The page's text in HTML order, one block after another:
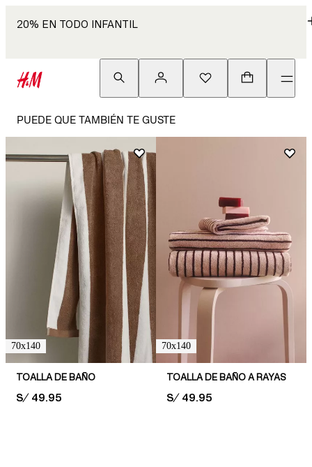
20% EN TODO INFANTIL
PUEDE QUE TAMBIÉN TE GUSTE
70x140
TOALLA DE BAÑO
PRICE:
S/ 49.95
70x140
TOALLA DE BAÑO A RAYAS
PRICE:
S/ 49.95